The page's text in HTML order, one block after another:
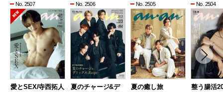
No. 2507
愛とSEX/寺西拓人
No. 2506
夏のチャージ&デ
No. 2505
夏の癒し旅
No. 2504
整う腸活